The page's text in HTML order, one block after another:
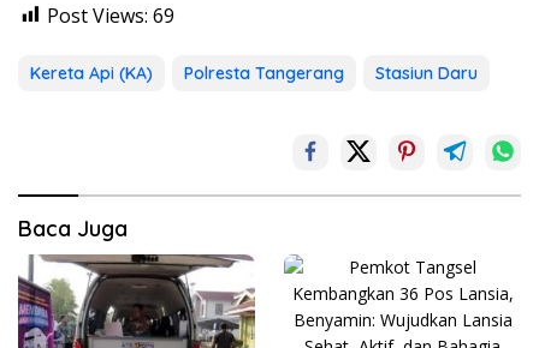
Post Views: 69
Kereta Api (KA) Polresta Tangerang Stasiun Daru
Baca Juga